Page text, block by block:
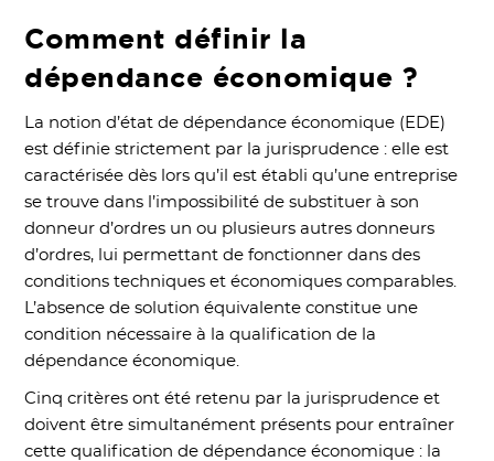
Comment définir la
dépendance économique ?
La notion d’état de dépendance économique (EDE)
est définie strictement par la jurisprudence : elle est
caractérisée dès lors qu’il est établi qu’une entreprise
se trouve dans l’impossibilité de substituer à son
donneur d’ordres un ou plusieurs autres donneurs
d’ordres, lui permettant de fonctionner dans des
conditions techniques et économiques comparables.
L’absence de solution équivalente constitue une
condition nécessaire à la qualification de la
dépendance économique.
Cinq critères ont été retenu par la jurisprudence et
doivent être simultanément présents pour entraîner
cette qualification de dépendance économique : la